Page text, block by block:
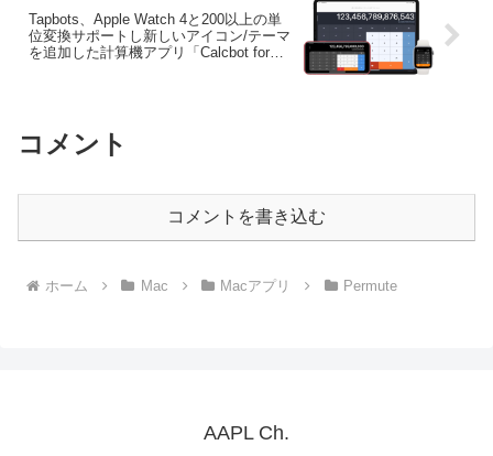
Tapbots、Apple Watch 4と200以上の単
位変換サポートし新しいアイコン/テーマ
を追加した計算機アプリ「Calcbot for
コメント
コメントを書き込む
ホーム Mac Macアプリ Permute
AAPL Ch.